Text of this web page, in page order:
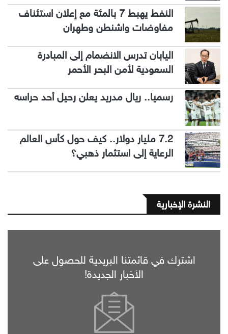
النفط يهبط 7 بالمئة مع إعلان استئناف
مفاوضات واشنطن وطهران
اليابان تدرس الانضمام إلى المبادرة
السعودية لأمن البحر الأحمر
رسميا.. ريال مدريد يعلن رحيل أحد حراسه
7.2 مليار دولار.. كيف حول كأس العالم
الرعاية إلى استثمار ذهبي؟
النشرة الإخبارية
اشترك في قائمتنا البريدية للحصول على
الأخبار الجديدة!